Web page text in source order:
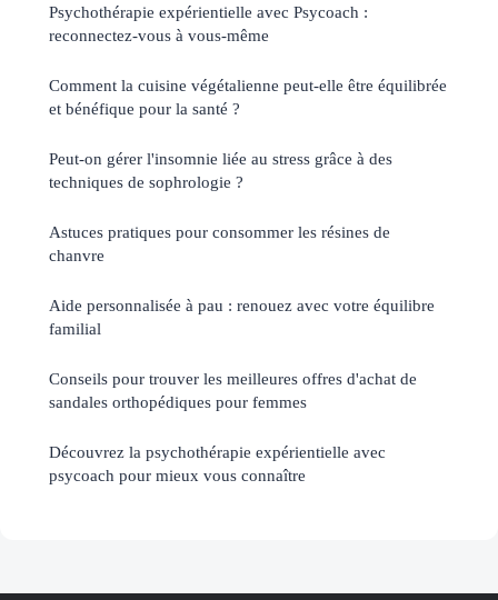
Psychothérapie expérientielle avec Psycoach :
reconnectez-vous à vous-même
Comment la cuisine végétalienne peut-elle être équilibrée
et bénéfique pour la santé ?
Peut-on gérer l'insomnie liée au stress grâce à des
techniques de sophrologie ?
Astuces pratiques pour consommer les résines de
chanvre
Aide personnalisée à pau : renouez avec votre équilibre
familial
Conseils pour trouver les meilleures offres d'achat de
sandales orthopédiques pour femmes
Découvrez la psychothérapie expérientielle avec
psycoach pour mieux vous connaître